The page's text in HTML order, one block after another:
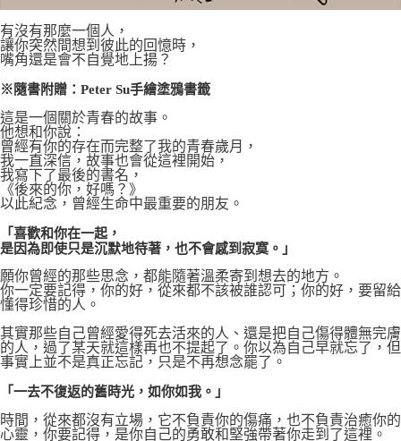
有沒有那麼一個人，
讓你突然間想到彼此的回憶時，
嘴角還是會不自覺地上揚？
※隨書附贈：Peter Su手繪塗鴉書籤
這是一個關於青春的故事。
他想和你說：
曾經有你的存在而完整了我的青春歲月，
我一直深信，故事也會從這裡開始，
我寫下了最後的書名，
《後來的你，好嗎？》
以此紀念，曾經生命中最重要的朋友。
「喜歡和你在一起，
是因為即使只是沉默地待著，也不會感到寂寞。」
願你曾經的那些思念，都能隨著溫柔寄到想去的地方。
你一定要記得，你的好，從來都不該被誰認可；你的好，要留給
懂得珍惜的人。
其實那些自己曾經愛得死去活來的人、還是把自己傷得體無完膚
的人，過了某天就這樣再也不提起了。你以為自己早就忘了，但
事實上並不是真正忘記，只是不再想念罷了。
「一去不復返的舊時光，如你如我。」
時間，從來都沒有立場，它不負責你的傷痛，也不負責治癒你的
心靈，你要記得，是你自己的勇敢和堅強帶著你走到了這裡。